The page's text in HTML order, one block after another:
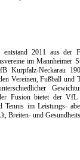
2011 aus der
im Mannheimer
Kurpfalz-Neckarau
Vereinen, Fußball und
Fusion bietet der
Tennis im Leistungs-
Breiten- und